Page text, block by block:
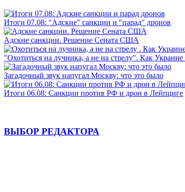
Итоги 07.08: "Адские" санкции и "парад" дронов
Адские санкции. Решение Сената США
"Охотиться на лучника, а не на стрелу". Как Украине
Загадочный звук напугал Москву: что это было
Итоги 06.08: Санкции против РФ и дрон в Лейпциге
ВЫБОР РЕДАКТОРА